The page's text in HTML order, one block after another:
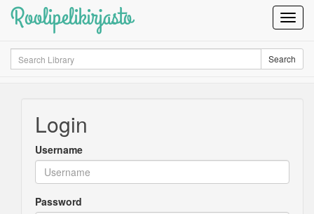
Roolipelikirjasto
Search Search
Login
Username
Password